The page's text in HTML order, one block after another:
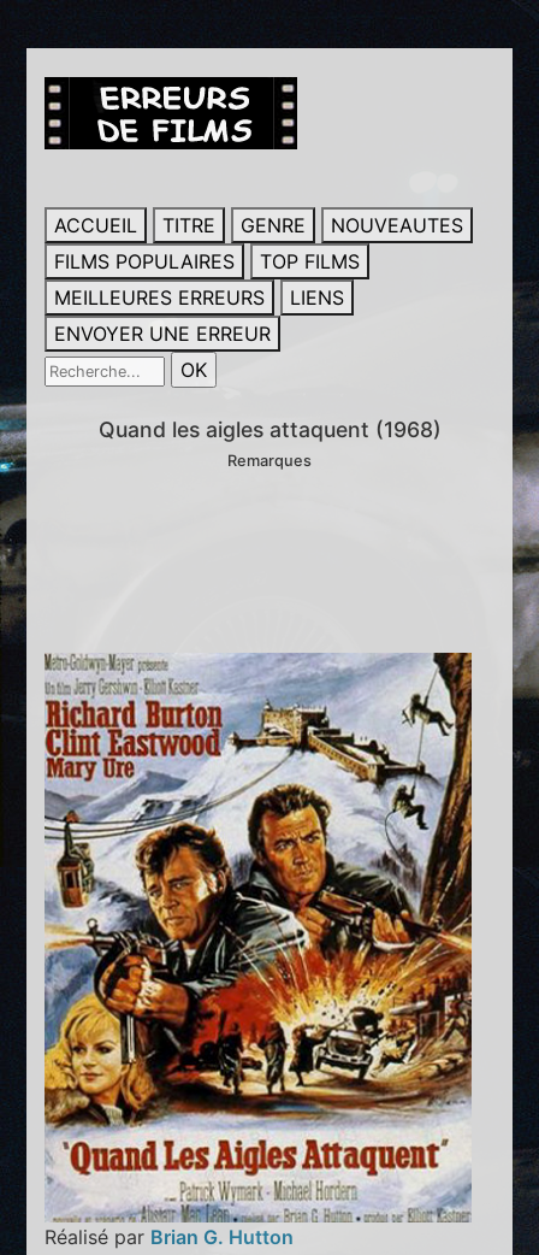
ACCUEIL TITRE GENRE
NOUVEAUTES
FILMS POPULAIRES
TOP FILMS
MEILLEURES ERREURS
LIENS
ENVOYER UNE ERREUR
Quand les aigles attaquent (1968)
Remarques
Réalisé par Brian G. Hutton